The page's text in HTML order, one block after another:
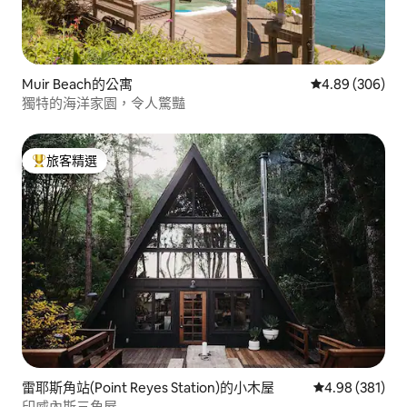
Muir Beach的公寓 從 306 則評價
4.89 (306)
獨特的海洋家園，令人驚豔
旅客精選榜首
旅客精選
雷耶斯角站(Point Reyes Station)的小木屋 從 381 則評價
4.98 (381)